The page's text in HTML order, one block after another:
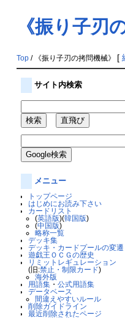
《振り子刃
Top/ 《振り子刃の拷問機械》 [
サイト内検索
メニュー
トップページ
はじめにお読み下さい
カードリスト
(英語版)(韓国版)
(中国版)
略称一覧
デッキ集
デッキ・カードプールの変遷
遊戯王ＯＣＧの歴史
リミットレギュレーション
(旧:禁止・制限カード)
海外版
用語集・ 公式用語集
データベース
間違えやすいルール
削除ガイドライン
最近削除されたページ